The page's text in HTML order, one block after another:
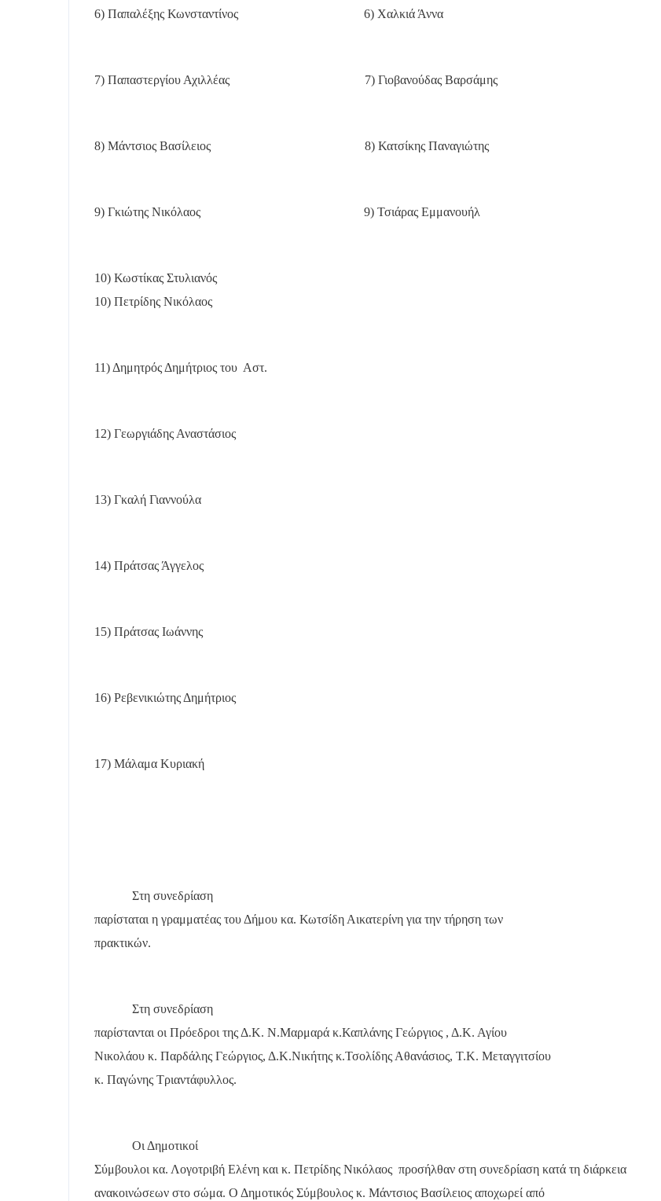
6) Παπαλέξης Κωνσταντίνος 6) Χαλκιά Άννα
7) Παπαστεργίου Αχιλλέας 7) Γιοβανούδας Βαρσάμης
8) Μάντσιος Βασίλειος 8) Κατσίκης Παναγιώτης
9) Γκιώτης Νικόλαος 9) Τσιάρας Εμμανουήλ
10) Κωστίκας Στυλιανός
10) Πετρίδης Νικόλαος
11) Δημητρός Δημήτριος του Αστ.
12) Γεωργιάδης Αναστάσιος
13) Γκαλή Γιαννούλα
14) Πράτσας Άγγελος
15) Πράτσας Ιωάννης
16) Ρεβενικιώτης Δημήτριος
17) Μάλαμα Κυριακή
Στη συνεδρίαση
παρίσταται η γραμματέας του Δήμου κα. Κωτσίδη Αικατερίνη για την τήρηση των
πρακτικών.
Στη συνεδρίαση
παρίστανται οι Πρόεδροι της Δ.Κ. Ν.Μαρμαρά κ.Καπλάνης Γεώργιος , Δ.Κ. Αγίου
Νικολάου κ. Παρδάλης Γεώργιος, Δ.Κ.Νικήτης κ.Τσολίδης Αθανάσιος, Τ.Κ. Μεταγγιτσίου
κ. Παγώνης Τριαντάφυλλος.
Οι Δημοτικοί
Σύμβουλοι κα. Λογοτριβή Ελένη και κ. Πετρίδης Νικόλαος προσήλθαν στη συνεδρίαση κατά τη διάρκεια
ανακοινώσεων στο σώμα. Ο Δημοτικός Σύμβουλος κ. Μάντσιος Βασίλειος αποχωρεί από